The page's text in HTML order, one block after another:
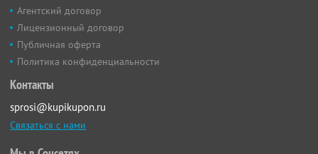
Агентский договор
Лицензионный договор
Публичная оферта
Политика конфиденциальности
Контакты
sprosi@kupikupon.ru
Связаться с нами